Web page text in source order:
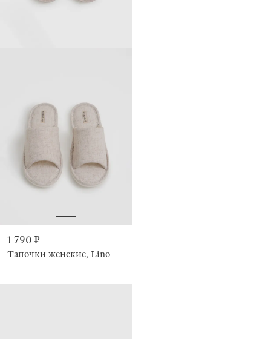
1 790 ₽
Тапочки женские, Lino